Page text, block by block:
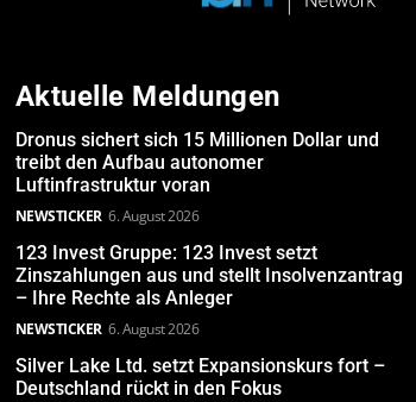
Aktuelle Meldungen
Dronus sichert sich 15 Millionen Dollar und
treibt den Aufbau autonomer
Luftinfrastruktur voran
NEWSTICKER 6. August 2026
123 Invest Gruppe: 123 Invest setzt
Zinszahlungen aus und stellt Insolvenzantrag
– Ihre Rechte als Anleger
NEWSTICKER 6. August 2026
Silver Lake Ltd. setzt Expansionskurs fort –
Deutschland rückt in den Fokus